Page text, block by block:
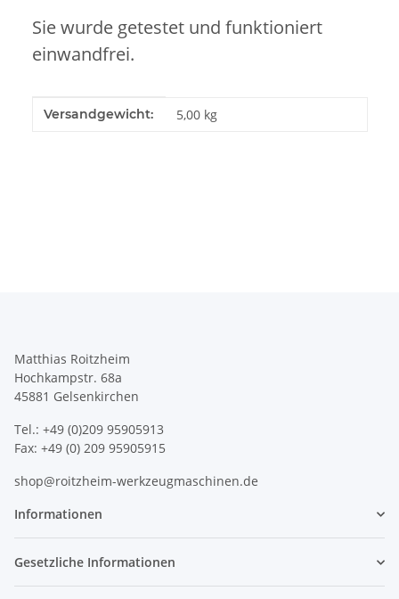
Sie wurde getestet und funktioniert
einwandfrei.
Produkteigenschaft
Wert
Versandgewicht: 5,00 kg
Matthias Roitzheim
Hochkampstr. 68a
45881 Gelsenkirchen
Tel.: +49 (0)209 95905913
Fax: +49 (0) 209 95905915
shop@roitzheim-werkzeugmaschinen.de
Informationen
Gesetzliche Informationen